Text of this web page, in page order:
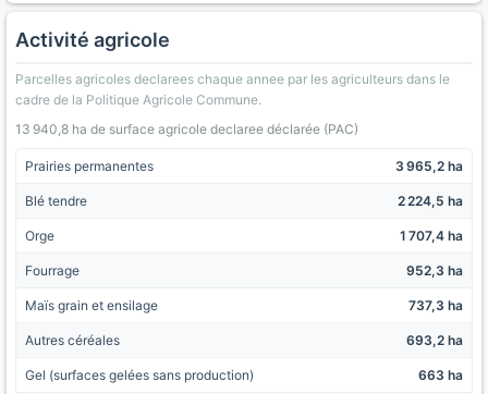
Activité agricole
Parcelles agricoles declarees chaque annee par les agriculteurs dans le
cadre de la Politique Agricole Commune.
13 940,8 ha de surface agricole declaree déclarée (PAC)
Prairies permanentes 3 965,2 ha
Blé tendre 2 224,5 ha
Orge 1 707,4 ha
Fourrage 952,3 ha
Maïs grain et ensilage 737,3 ha
Autres céréales 693,2 ha
Gel (surfaces gelées sans production) 663 ha